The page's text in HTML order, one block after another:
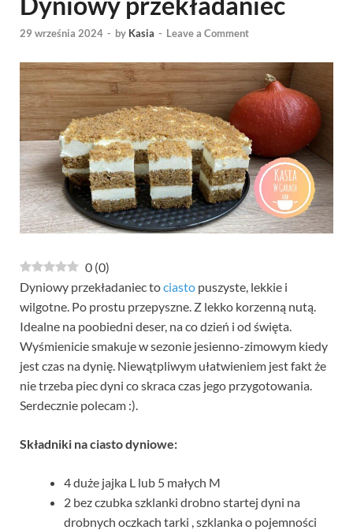
29 września 2024 - by Kasia - Leave a Comment
0 (0)
Dyniowy przekładaniec tociasto puszyste, lekkie i
wilgotne. Po prostu przepyszne. Z lekko korzenną nutą.
Idealne na poobiedni deser, na co dzień i od święta.
Wyśmienicie smakuje w sezonie jesienno-zimowym kiedy
jest czas na dynię. Niewątpliwym ułatwieniem jest fakt że
nie trzeba piec dyni co skraca czas jego przygotowania.
Serdecznie polecam :).
Składniki na ciasto dyniowe:
4 duże jajka L lub 5 małych M
2 bez czubka szklanki drobno startej dyni na
drobnych oczkach tarki , szklanka o pojemności